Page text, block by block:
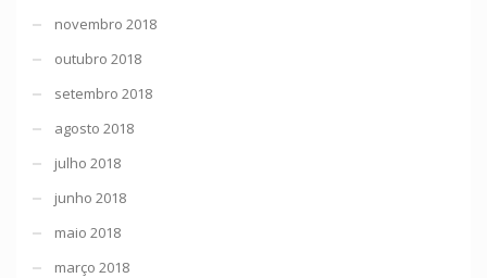
novembro 2018
outubro 2018
setembro 2018
agosto 2018
julho 2018
junho 2018
maio 2018
março 2018